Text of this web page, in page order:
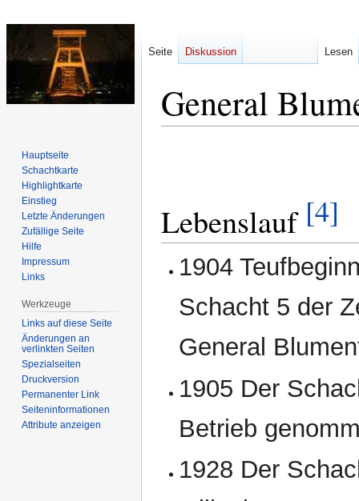
General
Lebenslauf [4]
1904
Schacht 5 der
General
1905 Der
Betrieb
1928 Der
Seite Diskussion Lesen
Hauptseite
Schachtkarte
Highlightkarte
Einstieg
Letzte Änderungen
Zufällige Seite
Hilfe
Impressum
Links
Werkzeuge
Links auf diese Seite
Änderungen an
verlinkten Seiten
Spezialseiten
Druckversion
Permanenter Link
Seiten­­informationen
Attribute anzeigen